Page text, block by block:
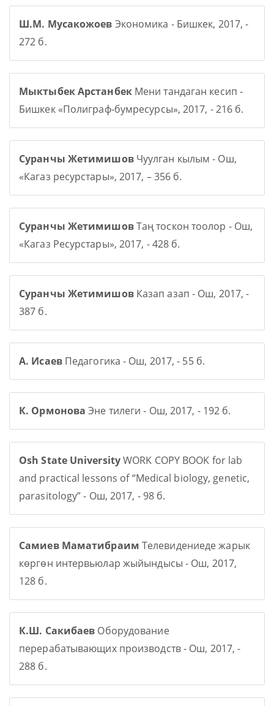
Ш.М. Мусакожоев Экономика - Бишкек, 2017, -
272 б.
Мыктыбек АрстанбекМени тандаган кесип -
Бишкек «Полиграф-бумресурсы», 2017, - 216 б.
Суранчы ЖетимишовЧуулган кылым - Ош,
«Кагаз ресурстары», 2017, – 356 б.
Суранчы ЖетимишовТаң тоскон тоолор - Ош,
«Кагаз Ресурстары», 2017, - 428 б.
Суранчы ЖетимишовКазап азап - Ош, 2017, -
387 б.
А. ИсаевПедагогика - Ош, 2017, - 55 б.
К. Ормонова Эне тилеги - Ош, 2017, - 192 б.
Osh State UniversityWORK COPY BOOK for lab
and practical lessons of “Medical biology, genetic,
parasitology” - Ош, 2017, - 98 б.
Самиев Маматибраим Телевидениеде жарык
көргөн интервьюлар жыйындысы - Ош, 2017,
128 б.
К.Ш. Сакибаев Оборудование
перерабатывающих производств - Ош, 2017, -
288 б.